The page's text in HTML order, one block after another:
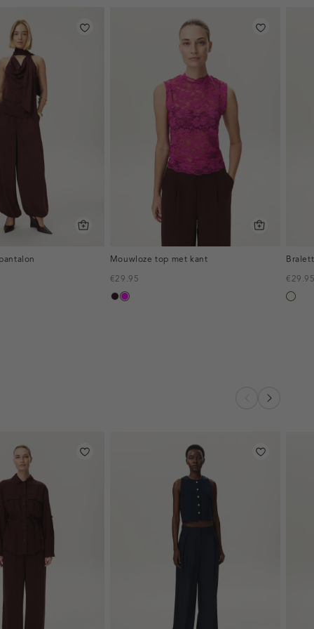
Mouwloze top met kant
€29.95
bordeaux,
fuchsia
wit,